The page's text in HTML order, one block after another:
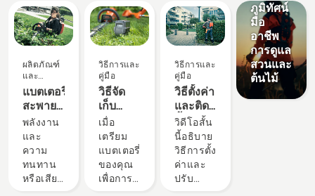
ผลิตภัณฑ์
และ
นวัตกรรม
แบตเตอรี่
สะพาย
หลัง:
การ
ปฏิวัติ
เครื่อง
มือพก
พลังงาน
และ
ความ
ทนทาน
หรือเสียง
วิธีการและ
คู่มือ
วิธีจัด
เก็บ
แบตเตอรี่
ฮุสวาน่า
ของคุณ
ในฤดู
หนาว
เมื่อ
เตรียม
แบตเตอรี่
ของคุณ
เพื่อการ
วิธีการและ
คู่มือ
วิธีตั้งค่า
และติด
ตั้ง
แบตเตอรี่
สะพาย
หลัง
อย่างถูก
วิดีโอสั้น
นี้อธิบาย
วิธีการตั้ง
ค่าและ
ปรับ
ภูมิทัศน์
มือ
อาชีพ
การดูแล
สวนและ
ต้นไม้